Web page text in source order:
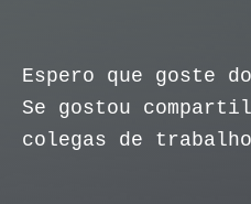
Espero que goste
Se gostou
colegas de